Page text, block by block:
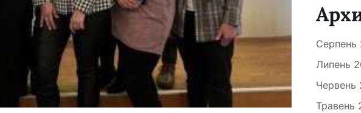
Серпень
Липень
Червень
Травень